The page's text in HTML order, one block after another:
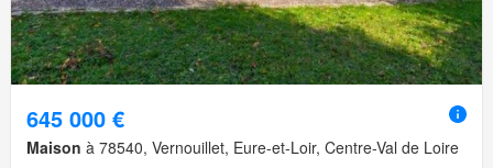
645 000 €
Maison à 78540, Vernouillet, Eure-et-Loir, Centre-Val de Loire